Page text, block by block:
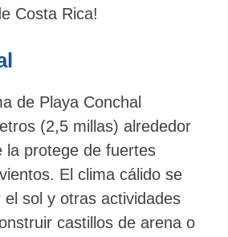
Costa Rica!
de Playa Conchal
(2,5 millas) alrededor
la protege de fuertes
El clima cálido se
sol y otras actividades
castillos de arena o